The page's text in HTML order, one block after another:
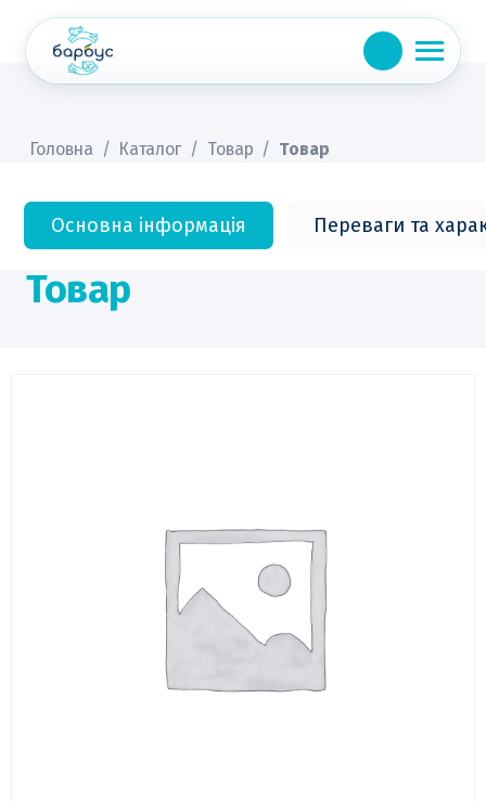
content
Головна / Каталог / Товар / Товар
Основна інформація Переваги та
Товар